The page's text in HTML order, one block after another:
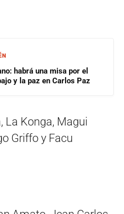
habrá una misa por el
y la paz en Carlos Paz
La Konga, Magui
Griffo y Facu